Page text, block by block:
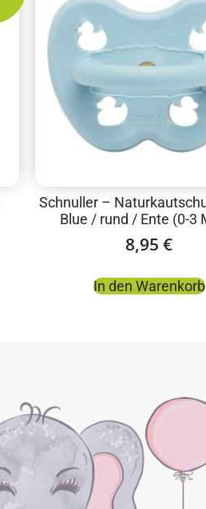
Schnuller –
Blue / rund / Ente (0-3
8,95 €
In den Warenkorb